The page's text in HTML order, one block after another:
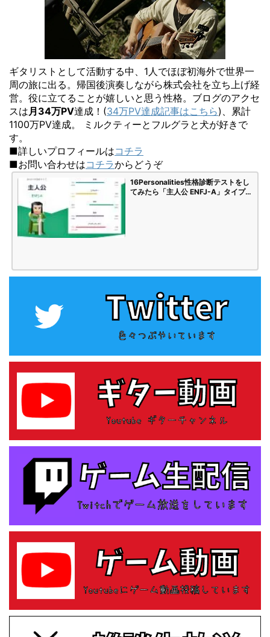
ギタリストとして活動する中、1人でほぼ初海外で世界一
周の旅に出る。帰国後演奏しながら株式会社を立ち上げ経
営。役に立てることが嬉しいと思う性格。ブログのアクセ
スは 月34万PV達成！(34万PV達成記事はこちら)、累計
1100万PV達成。 ミルクティーとフルグラと犬が好きで
す。
■詳しいプロフィールはコチラ
■お問い合わせはコチラからどうぞ
16Personalities性格診断テストをし
てみたら「主人公 ENFJ-A」タイプで